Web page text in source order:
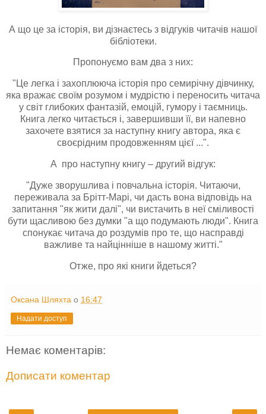
А що це за історія, ви дізнаєтесь з відгуків читачів нашої
бібліотеки.
Пропонуємо вам два з них:
"Це легка і захоплююча історія про семирічну дівчинку,
яка вражає своїм розумом і мудрістю і переносить читача
у світ глибоких фантазій, емоцій, гумору і таємниць.
Книга легко читається і, завершивши її, ви напевно
захочете взятися за наступну книгу автора, яка є
своєрідним продовженням цієї ...".
А про наступну книгу – другий відгук:
"Дуже зворушлива і повчальна історія. Читаючи,
переживала за Брітт-Марі, чи дасть вона відповідь на
запитання "як жити далі", чи вистачить в неї сміливості
бути щасливою без думки "а що подумають люди". Книга
спонукає читача до роздумів про те, що насправді
важливе та найцінніше в нашому житті."
Отже, про які книги йдеться?
Оксана Шляхта о 16:47
Надати доступ
Немає коментарів:
Дописати коментар